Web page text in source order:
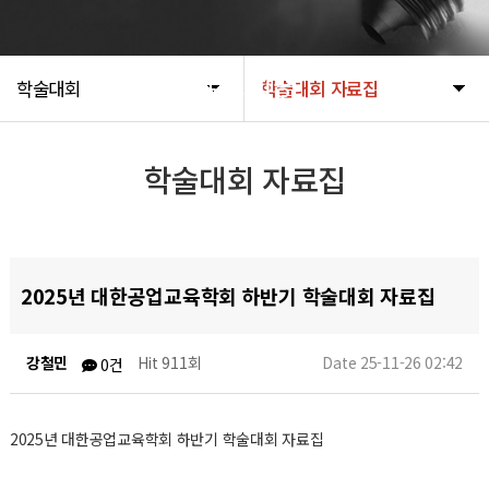
학술대회 학술대회 자료집
학술대회
학술대회 자료집
2025년 대한공업교육학회 하반기 학술대회 자료집
강철민 0건 Hit 911회 Date 25-11-26 02:42
2025년 대한공업교육학회 하반기 학술대회 자료집